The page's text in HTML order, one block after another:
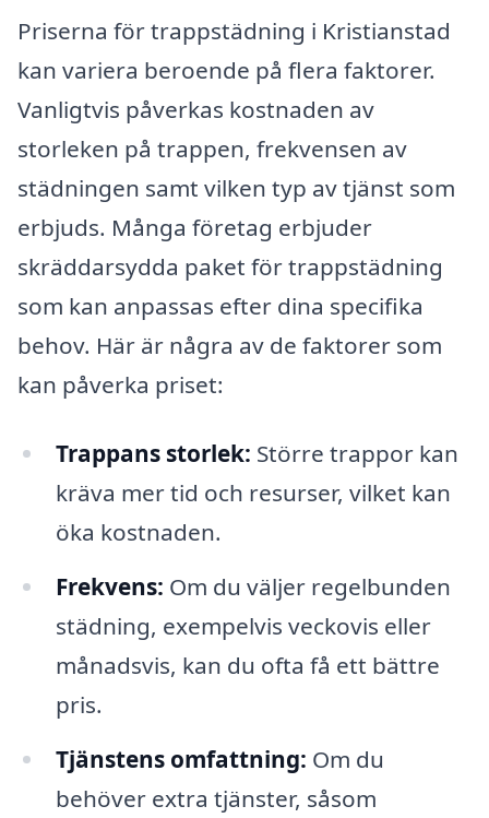
Priserna för trappstädning i Kristianstad
kan variera beroende på flera faktorer.
Vanligtvis påverkas kostnaden av
storleken på trappen, frekvensen av
städningen samt vilken typ av tjänst som
erbjuds. Många företag erbjuder
skräddarsydda paket för trappstädning
som kan anpassas efter dina specifika
behov. Här är några av de faktorer som
kan påverka priset:
Trappans storlek: Större trappor kan
kräva mer tid och resurser, vilket kan
öka kostnaden.
Frekvens: Om du väljer regelbunden
städning, exempelvis veckovis eller
månadsvis, kan du ofta få ett bättre
pris.
Tjänstens omfattning: Om du
behöver extra tjänster, såsom